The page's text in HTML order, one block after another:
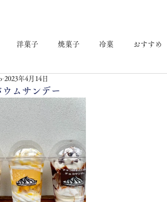
洋菓子 焼菓子 冷菓 おすすめ
ムサンデー
2023年4月14日